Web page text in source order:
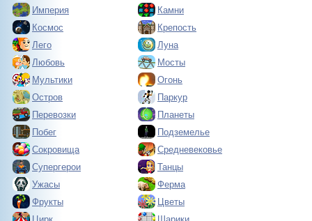
Империя
Камни
Космос
Крепость
Лего
Луна
Любовь
Мосты
Мультики
Огонь
Остров
Паркур
Перевозки
Планеты
Побег
Подземелье
Сокровища
Средневековье
Супергерои
Танцы
Ужасы
Ферма
Фрукты
Цветы